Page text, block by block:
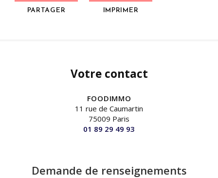
PARTAGER IMPRIMER
Votre contact
FOODIMMO
11 rue de Caumartin
75009 Paris
01 89 29 49 93
Demande de renseignements